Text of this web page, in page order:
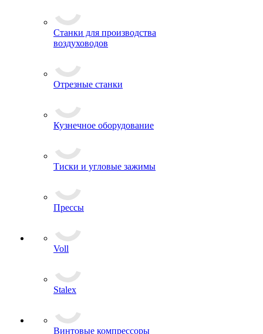
Станки для производства
воздуховодов
Отрезные станки
Кузнечное оборудование
Тиски и угловые зажимы
Прессы
Voll
Stalex
Винтовые компрессоры